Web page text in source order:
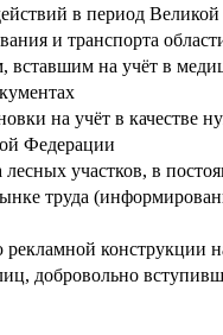
в период
и транспорта
на учёт в
на учёт в
Федерации
участков, в
труда
конструкции
добровольно